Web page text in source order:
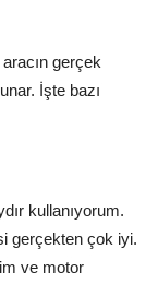
aracın gerçek
İşte bazı
kullanıyorum.
gerçekten çok iyi.
ve motor